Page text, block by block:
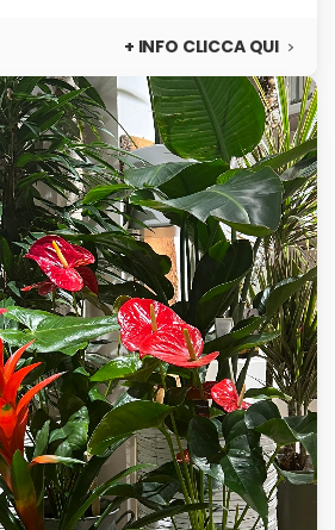
+ INFO CLICCA QUI